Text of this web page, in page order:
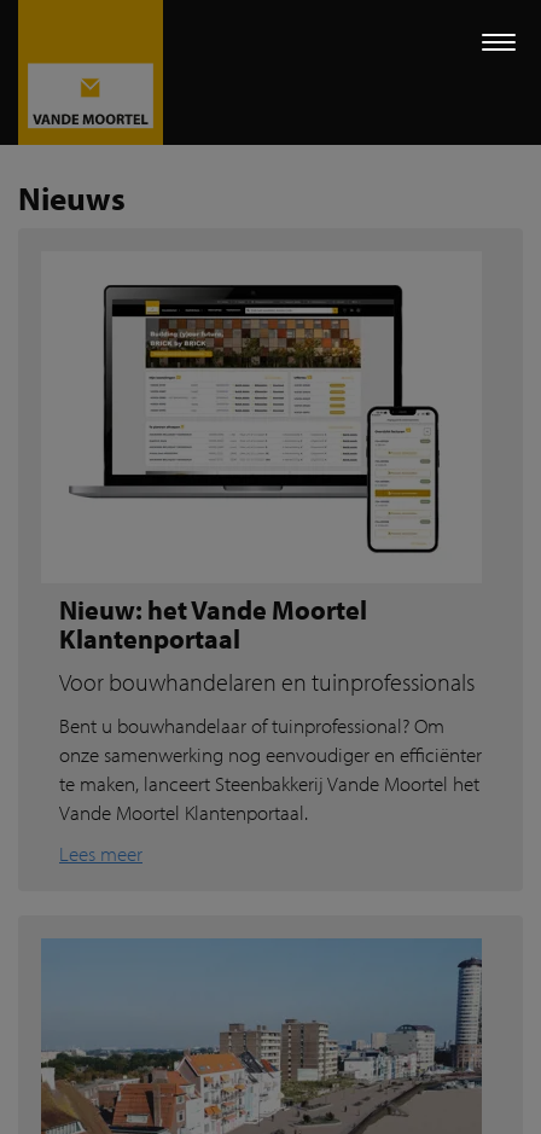
Nieuws
Nieuw: het Vande Moortel
Klantenportaal
Voor bouwhandelaren en tuinprofessionals
Bent u bouwhandelaar of tuinprofessional? Om
onze samenwerking nog eenvoudiger en efficiënter
te maken, lanceert Steenbakkerij Vande Moortel het
Vande Moortel Klantenportaal.
Lees meer